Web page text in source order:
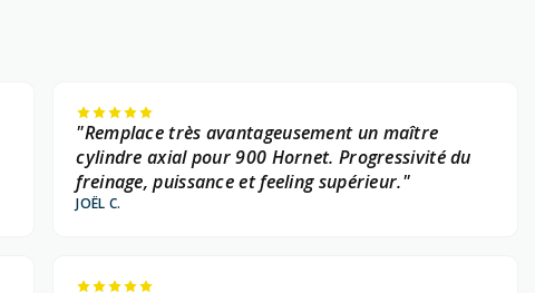
"Remplace très avantageusement un maître
cylindre axial pour 900 Hornet. Progressivité du
freinage, puissance et feeling supérieur."
JOËL C.